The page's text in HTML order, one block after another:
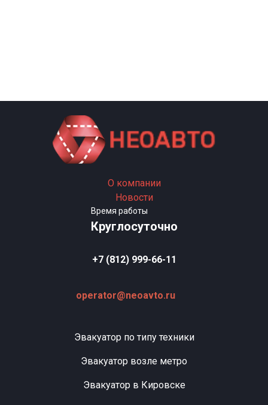
О компании
Новости
Время работы
Круглосуточно
+7 (812) 999-66-11
operator@neoavto.ru
Эвакуатор по типу техники
Эвакуатор возле метро
Эвакуатор в Кировске